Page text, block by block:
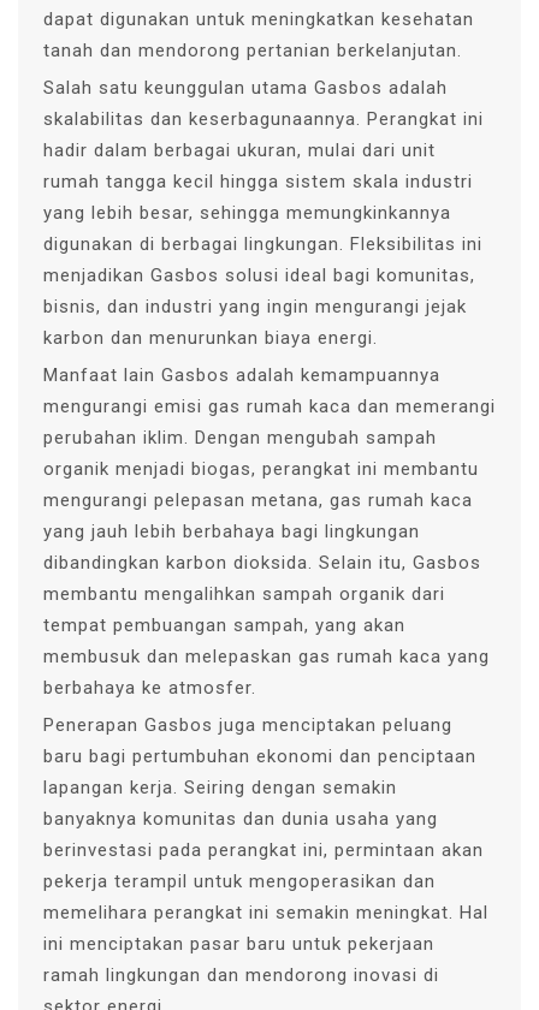
dapat digunakan untuk meningkatkan kesehatan
tanah dan mendorong pertanian berkelanjutan.
Salah satu keunggulan utama Gasbos adalah
skalabilitas dan keserbagunaannya. Perangkat ini
hadir dalam berbagai ukuran, mulai dari unit
rumah tangga kecil hingga sistem skala industri
yang lebih besar, sehingga memungkinkannya
digunakan di berbagai lingkungan. Fleksibilitas ini
menjadikan Gasbos solusi ideal bagi komunitas,
bisnis, dan industri yang ingin mengurangi jejak
karbon dan menurunkan biaya energi.
Manfaat lain Gasbos adalah kemampuannya
mengurangi emisi gas rumah kaca dan memerangi
perubahan iklim. Dengan mengubah sampah
organik menjadi biogas, perangkat ini membantu
mengurangi pelepasan metana, gas rumah kaca
yang jauh lebih berbahaya bagi lingkungan
dibandingkan karbon dioksida. Selain itu, Gasbos
membantu mengalihkan sampah organik dari
tempat pembuangan sampah, yang akan
membusuk dan melepaskan gas rumah kaca yang
berbahaya ke atmosfer.
Penerapan Gasbos juga menciptakan peluang
baru bagi pertumbuhan ekonomi dan penciptaan
lapangan kerja. Seiring dengan semakin
banyaknya komunitas dan dunia usaha yang
berinvestasi pada perangkat ini, permintaan akan
pekerja terampil untuk mengoperasikan dan
memelihara perangkat ini semakin meningkat. Hal
ini menciptakan pasar baru untuk pekerjaan
ramah lingkungan dan mendorong inovasi di